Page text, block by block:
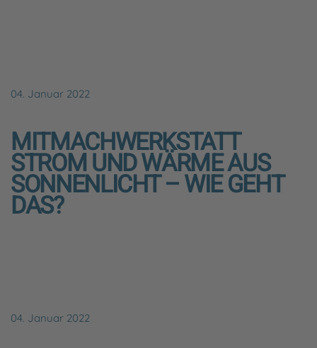
04. Januar 2022
MITMACHWERKSTATT
STROM UND WÄRME AUS
SONNENLICHT – WIE GEHT
DAS?
04. Januar 2022